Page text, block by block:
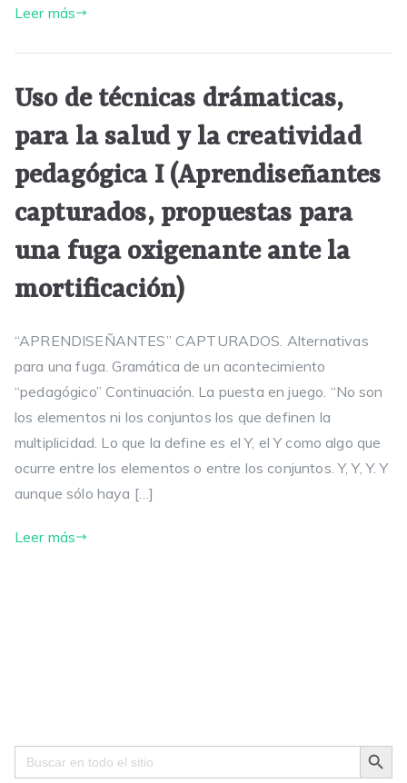
Leer más
Uso de técnicas drámaticas,
para la salud y la creatividad
pedagógica I (Aprendiseñantes
capturados, propuestas para
una fuga oxigenante ante la
mortificación)
“APRENDISEÑANTES” CAPTURADOS. Alternativas
para una fuga. Gramática de un acontecimiento
“pedagógico” Continuación. La puesta en juego. “No son
los elementos ni los conjuntos los que definen la
multiplicidad. Lo que la define es el Y, el Y como algo que
ocurre entre los elementos o entre los conjuntos. Y, Y, Y. Y
aunque sólo haya […]
Leer más
Search
for:
Search Button